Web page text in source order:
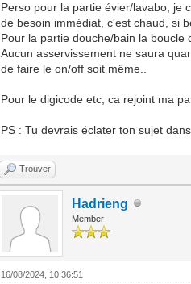
Perso pour la partie évier/lavabo, je
de besoin immédiat, c'est chaud, si
Pour la partie douche/bain la boucle
Aucun asservissement ne saura
de faire le on/off soit même..
Pour le digicode etc, ca rejoint ma
PS : Tu devrais éclater ton sujet
Trouver
Hadrieng
Member
16/08/2024, 10:36:51